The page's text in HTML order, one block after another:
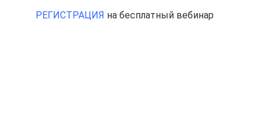
РЕГИСТРАЦИЯ на бесплатный вебинар